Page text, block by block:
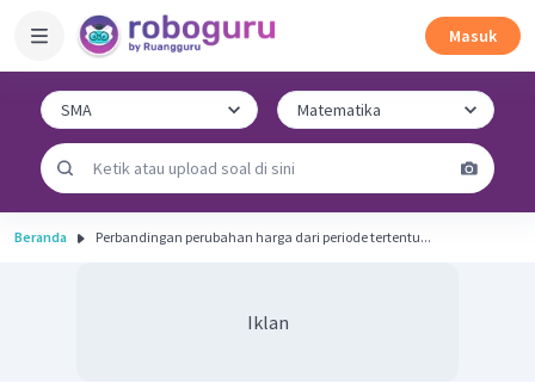
Masuk
Beranda Perbandingan perubahan harga dari periode tertentu...
Iklan